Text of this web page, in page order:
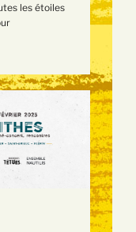
les étoiles